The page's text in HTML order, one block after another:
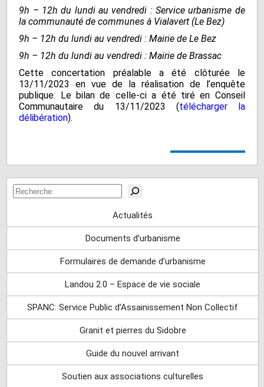
9h – 12h du lundi au vendredi : Service urbanisme de
la communauté de communes à Vialavert (Le Bez)
9h – 12h du lundi au vendredi : Mairie de Le Bez
9h – 12h du lundi au vendredi : Mairie de Brassac
Cette concertation préalable a été clôturée le
13/11/2023 en vue de la réalisation de l’enquête
publique. Le bilan de celle-ci a été tiré en Conseil
Communautaire du 13/11/2023 (télécharger la
délibération).
Rechercher
Actualités
Documents d’urbanisme
Formulaires de demande d’urbanisme
Landou 2.0 – Espace de vie sociale
SPANC: Service Public d’Assainissement Non Collectif
Granit et pierres du Sidobre
Guide du nouvel arrivant
Soutien aux associations culturelles